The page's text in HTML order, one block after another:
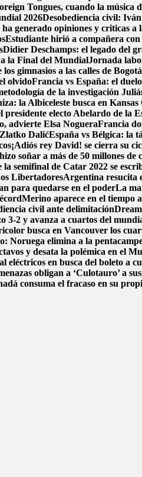
Tongues, cuando la música
2026Desobediencia civil:
generado opiniones y criticas a
Estudiante hirió a compañera
Didier Deschamps: el legado del
la Final del MundialJornada
gimnasios a las calles de Bogotá
olvidoFrancia vs España: el
de la investigación
la Albiceleste busca en
presidente electo Abelardo de la
advierte Elsa NogueraFrancia
DalićEspaña vs Bélgica: la
¡Adiós rey David! se cierra su
soñar a más de 50 millones de
semifinal de Catar 2022 se
LibertadoresArgentina resucita
para quedarse en el poderLa
Merino aparece en el tiempo
civil ante delimitación
3-2 y avanza a cuartos del
busca en Vancouver los
Noruega elimina a la
y desata la polémica en el
eléctricos en busca del boleto a
obligan a ‘Culotauro’ a
consuma el fracaso en su